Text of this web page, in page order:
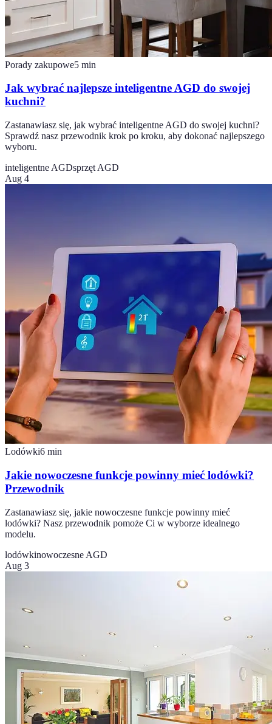
Porady zakupowe5 min
Jak wybrać najlepsze inteligentne AGD do swojej
kuchni?
Zastanawiasz się, jak wybrać inteligentne AGD do swojej kuchni?
Sprawdź nasz przewodnik krok po kroku, aby dokonać najlepszego
wyboru.
inteligentne AGDsprzęt AGD
Aug 4
Lodówki6 min
Jakie nowoczesne funkcje powinny mieć lodówki?
Przewodnik
Zastanawiasz się, jakie nowoczesne funkcje powinny mieć
lodówki? Nasz przewodnik pomoże Ci w wyborze idealnego
modelu.
lodówkinowoczesne AGD
Aug 3